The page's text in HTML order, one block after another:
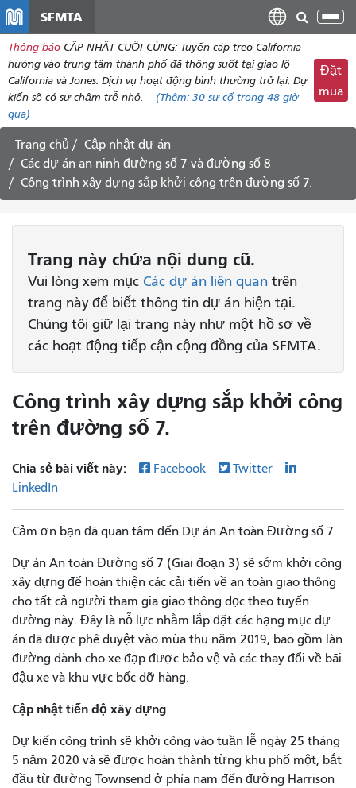
dung
SFMTA
Thông báo CẬP NHẬT CUỐI CÙNG: Tuyến cáp treo California
hướng vào trung tâm thành phố đã thông suốt tại giao lộ
California và Jones. Dịch vụ hoạt động bình thường trở lại. Dự
kiến ​​sẽ có sự chậm trễ nhỏ.
(Thêm: 30 sự cố trong 48 giờ
qua)
Đặt
mua
Trang chủ
Cập nhật dự án
Các dự án an ninh đường số 7 và đường số 8
Công trình xây dựng sắp khởi công trên đường số 7.
Trang này chứa nội dung cũ.
Vui lòng xem mục Các dự án liên quan trên
trang này để biết thông tin dự án hiện tại.
Chúng tôi giữ lại trang này như một hồ sơ về
các hoạt động tiếp cận cộng đồng của SFMTA.
Công trình xây dựng sắp khởi công
trên đường số 7.
Chia sẻ bài viết này: Facebook
Twitter
LinkedIn
Cảm ơn bạn đã quan tâm đến Dự án An toàn Đường số 7.
Dự án An toàn Đường số 7 (Giai đoạn 3) sẽ sớm khởi công
xây dựng để hoàn thiện các cải tiến về an toàn giao thông
cho tất cả người tham gia giao thông dọc theo tuyến
đường này. Đây là nỗ lực nhằm lắp đặt các hạng mục dự
án đã được phê duyệt vào mùa thu năm 2019, bao gồm làn
đường dành cho xe đạp được bảo vệ và các thay đổi về bãi
đậu xe và khu vực bốc dỡ hàng.
Cập nhật tiến độ xây dựng
Dự kiến ​​công trình sẽ khởi công vào tuần lễ ngày 25 tháng
5 năm 2020 và sẽ được hoàn thành từng khu phố một, bắt
đầu từ đường Townsend ở phía nam đến đường Harrison